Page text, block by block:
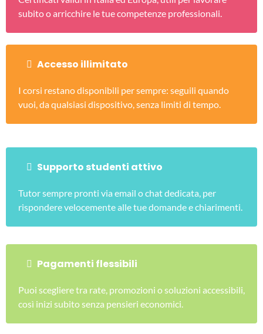
subito o arricchire le tue competenze professionali.
Accesso illimitato
I corsi restano disponibili per sempre: seguili quando
vuoi, da qualsiasi dispositivo, senza limiti di tempo.
Supporto studenti attivo
Tutor sempre pronti via email o chat dedicata, per
rispondere velocemente alle tue domande e chiarimenti.
Pagamenti flessibili
Puoi scegliere tra rate, promozioni o soluzioni accessibili,
così inizi subito senza pensieri economici.